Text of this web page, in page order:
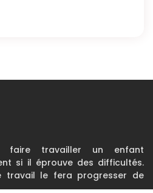
travailler un enfant
si il éprouve des difficultés.
travail le fera progresser de